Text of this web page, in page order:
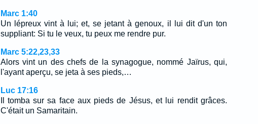
Marc 1:40
Un lépreux vint à lui; et, se jetant à genoux, il lui dit d'un ton
suppliant: Si tu le veux, tu peux me rendre pur.
Marc 5:22,23,33
Alors vint un des chefs de la synagogue, nommé Jaïrus, qui,
l'ayant aperçu, se jeta à ses pieds,…
Luc 17:16
Il tomba sur sa face aux pieds de Jésus, et lui rendit grâces.
C'était un Samaritain.